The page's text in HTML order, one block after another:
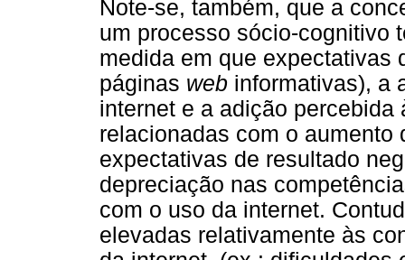
Note-se, também, que a
um processo sócio-cognitivo
medida em que expectativas
páginas web informativas), a
internet e a adição
relacionadas com o
expectativas de resultado
depreciação nas
com o uso da internet.
elevadas relativamente às